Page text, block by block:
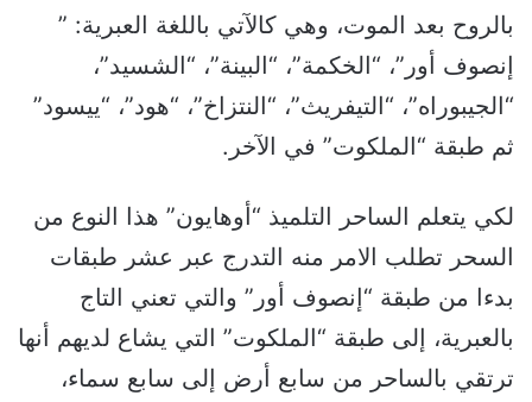
بالروح بعد الموت، وهي كالآتي باللغة العبرية: ”
إنصوف أور”، “الخكمة”، “البينة”، “الشسيد”،
“الجيبوراه”، “التيفريث”، “النتزاخ”، “هود”، “ييسود”
ثم طبقة “الملكوت” في الآخر.
لكي يتعلم الساحر التلميذ “أوهايون” هذا النوع من
السحر تطلب الامر منه التدرج عبر عشر طبقات
بدءا من طبقة “إنصوف أور” والتي تعني التاج
بالعبرية، إلى طبقة “الملكوت” التي يشاع لديهم أنها
ترتقي بالساحر من سابع أرض إلى سابع سماء،